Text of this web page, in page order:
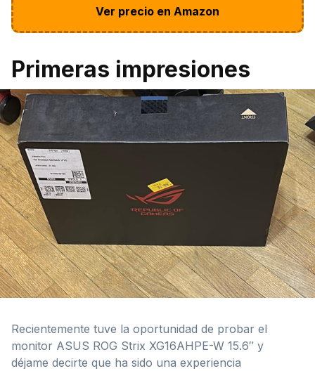
Ver precio en Amazon
Primeras impresiones
Recientemente tuve la oportunidad de probar el
monitor ASUS ROG Strix XG16AHPE-W 15.6″ y
déjame decirte que ha sido una experiencia